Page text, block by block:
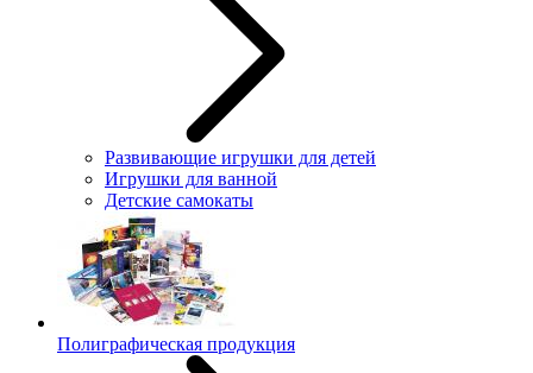
Развивающие игрушки для детей
Игрушки для ванной
Детские самокаты
Полиграфическая продукция